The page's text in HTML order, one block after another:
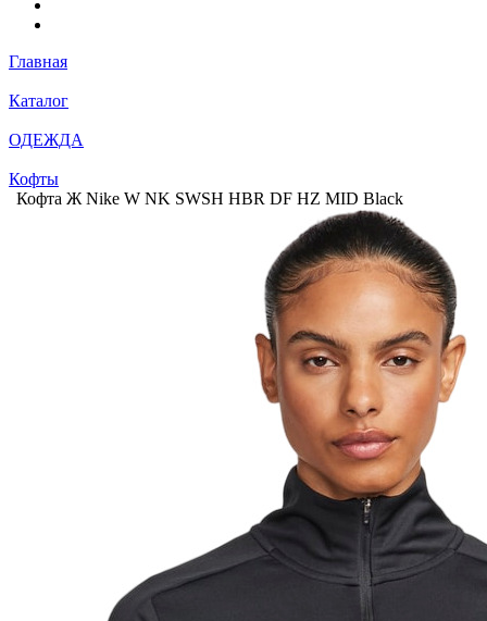
Главная
Каталог
ОДЕЖДА
Кофты
Кофта Ж Nike W NK SWSH HBR DF HZ MID Black